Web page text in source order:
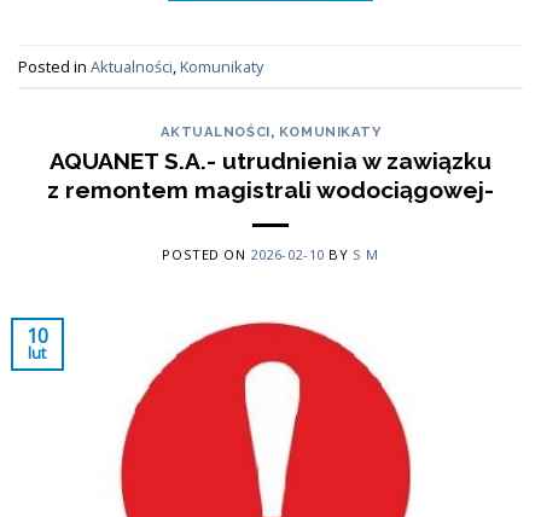
Posted in Aktualności Komunikaty
AKTUALNOŚCI, KOMUNIKATY
AQUANET S.A.- utrudnienia w zawiązku
z remontem magistrali wodociągowej-
POSTED ON 2026-02-10 BY S M
10
lut